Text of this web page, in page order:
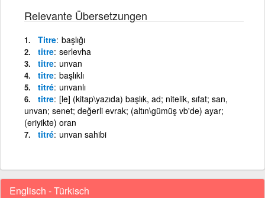
Relevante Übersetzungen
Titre başlığı
titre serlevha
titre unvan
titre başlıklı
titré unvanlı
titre [le] (kitap\yazıda) başlık, ad; nitelik, sıfat; san,
unvan; senet; değerli evrak; (altın\gümüş vb'de) ayar;
(eriyikte) oran
titré unvan sahibi
Englisch - Türkisch